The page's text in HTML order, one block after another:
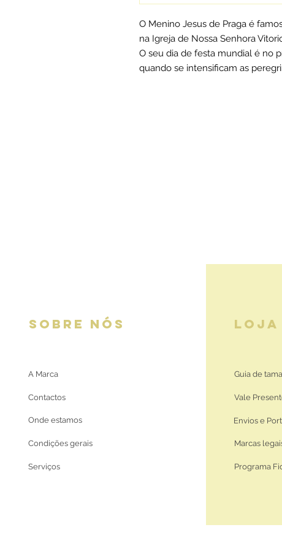
O Menino Jesus de Praga é
na Igreja de Nossa Senhora
O seu dia de festa mundial é no
quando se intensificam as
SOBRE NÓS
A Marca
Contactos
Onde estamos
Condições gerais
Serviços
LOJA
Guia de
Vale
Envios e
Marcas
Programa